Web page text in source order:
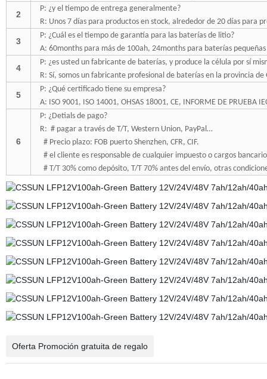
2
P: ¿y el tiempo de entrega generalmente?
R: Unos 7 días para productos en stock, alrededor de 20 días para
3
P: ¿Cuál es el tiempo de garantía para las baterías de litio?
A: 60months para más de 100ah, 24months para baterías
4
P: ¿es usted un fabricante de baterías, y produce la célula por sí
R: Sí, somos un fabricante profesional de baterías en la provincia
5
P: ¿Qué certificado tiene su empresa?
A: ISO 9001, ISO 14001, OHSAS 18001, CE, INFORME DE PRUEBA
6
P: ¿Detials de pago?
R: # pagar a través de T/T, Western Union, PayPal…
# Precio plazo: FOB puerto Shenzhen, CFR, CIF.
# el cliente es responsable de cualquier impuesto o cargos
# T/T 30% como depósito, T/T 70% antes del envío, otras
Oferta Promoción gratuita de regalo